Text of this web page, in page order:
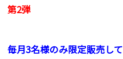
第2弾
毎月3名様のみ限定販売して